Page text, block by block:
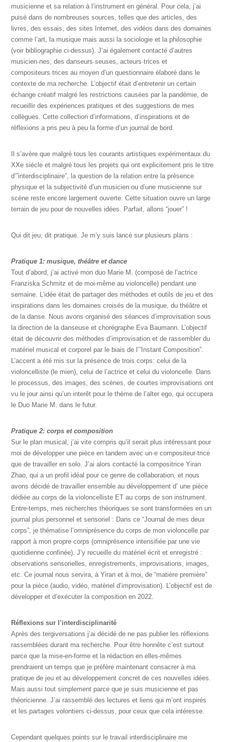
musicienne et sa relation à l’instrument en général. Pour cela, j’ai
puisé dans de nombreuses sources, telles que des articles, des
livres, des essais, des sites Internet, des vidéos dans des domaines
comme l’art, la musique mais aussi la sociologie et la philosophie
(voir bibliographie ci-dessus). J’ai également contacté d’autres
musicien·nes, des danseurs·seuses, acteurs·trices et
compositeurs·trices au moyen d’un questionnaire élaboré dans le
contexte de ma recherche. L’objectif était d’entretenir un certain
échange créatif malgré les restrictions causées par la pandémie, de
recueillir des expériences pratiques et des suggestions de mes
collègues. Cette collection d’informations, d’inspirations et de
réflexions a pris peu à peu la forme d’un journal de bord.
Il s’avère que malgré tous les courants artistiques expérimentaux du
XXe siècle et malgré tous les projets qui ont explicitement pris le titre
d’”interdisciplinaire”, la question de la relation entre la présence
physique et la subjectivité d’un musicien ou d’une musicienne sur
scène reste encore largement ouverte. Cette situation ouvre un large
terrain de jeu pour de nouvelles idées. Parfait, allons “jouer” !
Qui dit jeu, dit pratique. Je m’y suis lancé sur plusieurs plans :
Pratique 1: musique, théâtre et dance
Tout d’abord, j’ai activé mon duo Marie M. (composé de l’actrice
Franziska Schmitz et de moi-même au violoncelle) pendant une
semaine. L’idée était de partager des méthodes et outils de jeu et des
inspirations dans les domaines croisés de la musique, du théâtre et
de la danse. Nous avons organisé des séances d’improvisation sous
la direction de la danseuse et chorégraphe Eva Baumann. L’objectif
était de découvrir des méthodes d’improvisation et de rassembler du
matériel musical et corporel par le biais de l’”Instant Composition”.
L’accent a été mis sur la présence de trois corps: celui de la
violoncelliste (le mien), celui de l’actrice et celui du violoncelle. Dans
le processus, des images, des scènes, de courtes improvisations ont
vu le jour ainsi qu’un interêt pour le thème de l’alter ego, qui occupera
le Duo Marie M. dans le futur.
Pratique 2: corps et composition
Sur le plan musical, j’ai vite compris qu’il serait plus intéressant pour
moi de développer une pièce en tandem avec un·e compositeur·trice
que de travailler en solo. J’ai alors contacté la compositrice Yiran
Zhao, qui a un profil idéal pour ce genre de collaboration, et nous
avons décidé de travailler ensemble au développement d’ une pièce
dédiée au corps de la violoncelliste ET au corps de son instrument.
Entre-temps, mes recherches théoriques se sont transformées en un
journal plus personnel et sensoriel : Dans ce “Journal de mes deux
corps”, je thématise l’omniprésence du corps de mon violoncelle par
rapport à mon propre corps (omniprésence intensifiée par une vie
quotidienne confinée). J’y recueille du matériel écrit et enregistré :
observations sensorielles, enregistrements, improvisations, images,
etc. Ce journal nous servira, à Yiran et à moi, de “matière première”
pour la pièce (audio, vidéo, matériel d’improvisation). L’objectif est de
développer et d’exécuter la composition en 2022.
Réflexions sur l’interdisciplinarité
Après des tergiversations j’ai décidé de ne pas publier les réflexions
rassemblées durant ma recherche. Pour être honnête c’est surtout
parce que la mise-en-forme et la rédaction en elles-mêmes
prendraient un temps que je préfère maintenant consacrer à ma
pratique de jeu et au développement concret de ces nouvelles idées.
Mais aussi tout simplement parce que je suis musicienne et pas
théoricienne. J’ai rassemblé des lectures et liens qui m’ont inspirés
et les partages volontiers ci-dessus, pour ceux que cela intéresse.
Cependant quelques points sur le travail interdisciplinaire me